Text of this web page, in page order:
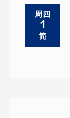
周四
1
简